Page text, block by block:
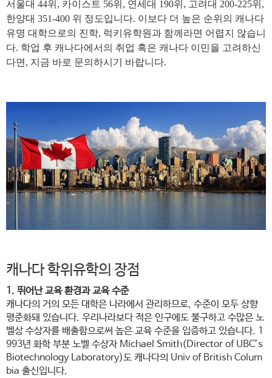
서울대 44위, 카이스트 56위, 연세대 190위, 고려대 200-225위,
한양대 351-400 위 정도입니다. 이보다 더 높은 순위의 캐나다
유명 대학으로의 진학, 럭키유학원과 함께라면 어렵지 않습니
다. 학업 후 캐나다에서의 취업 혹은 캐나다 이민을 고려하신
다면, 지금 바로 문의하시기 바랍니다.
캐나다 학위유학의 장점
1. 뛰어난 교육 환경과 교육 수준​
캐나다의 거의 모든 대학은 나라에서 관리하므로, 수준이 모두 상향
평준화돼 있습니다. 우리나라보다 적은 인구에도 불구하고 수많은 노
벨상 수상자를 배출함으로써 높은 교육 수준을 입증하고 있습니다. 1
993년 화학 부분 노벨 수상자 Michael Smith(Director of UBC’s
Biotechnology Laboratory)도 캐나다의 Univ of British Colum
bia 출신입니다.​